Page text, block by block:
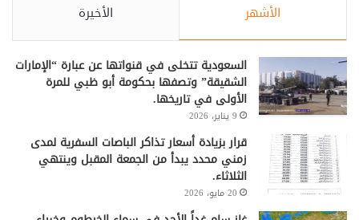
الأشهر الأخيرة
السعودية تتخلى في قنواتها عن عبارة “الإمارات
الشقيقة” وتصفها بحكومة أبو ظبي للمرة
الأولى في تاريخها.
9 يناير، 2026
قرار بزيادة أسعار تذاكر الباصات السفرية لمدى
زمني محدد يبدأ من الجمعة المقبل وينتهي
الثلاثاء.
20 مايو، 2026